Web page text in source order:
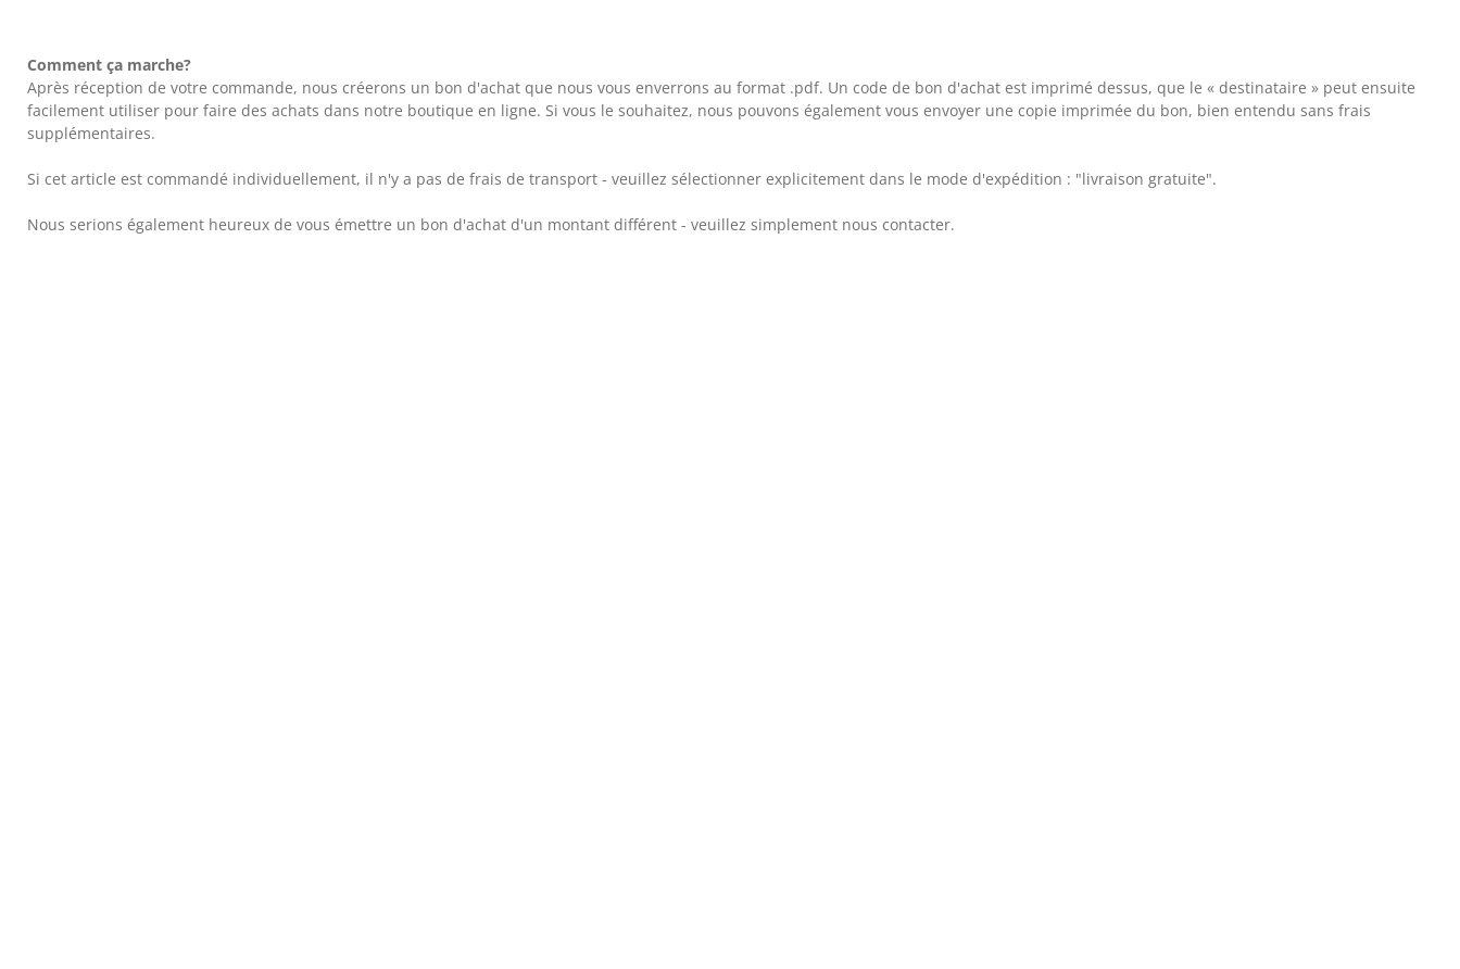
Comment ça marche?
Après réception de votre commande, nous créerons un bon d'achat que nous vous enverrons au format .pdf. Un code de bon d'achat est imprimé dessus, que le « destinataire » peut ensuite
facilement utiliser pour faire des achats dans notre boutique en ligne. Si vous le souhaitez, nous pouvons également vous envoyer une copie imprimée du bon, bien entendu sans frais
supplémentaires.
Si cet article est commandé individuellement, il n'y a pas de frais de transport - veuillez sélectionner explicitement dans le mode d'expédition : "livraison gratuite".
Nous serions également heureux de vous émettre un bon d'achat d'un montant différent - veuillez simplement nous contacter.